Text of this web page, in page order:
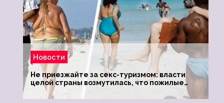
Новости
Не приезжайте за секс-туризмом: власти
целой страны возмутилась, что пожилые
туристки массово едут к ним, чтобы
обзавестись молодыми любовниками